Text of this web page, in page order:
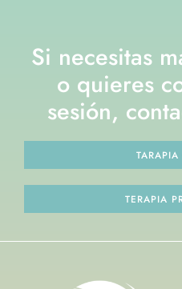
Si necesitas
o quieres
sesión,
TERAPIA